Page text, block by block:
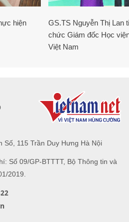
hiện
GS.TS Nguyễn Thị Lan
chức Giám đốc Học
Việt Nam
Số, 115 Trần Duy Hưng Hà Nội
Số 09/GP-BTTTT, Bộ Thông tin và
2019.